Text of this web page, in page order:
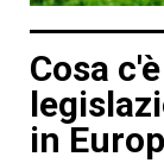
Cosa
in